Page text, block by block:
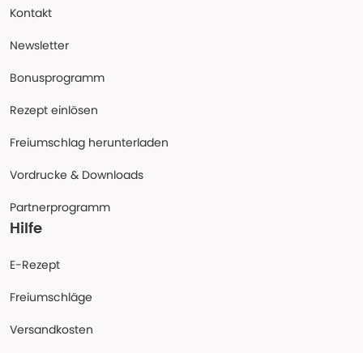
Kontakt
Newsletter
Bonusprogramm
Rezept einlösen
Freiumschlag herunterladen
Vordrucke & Downloads
Partnerprogramm
Hilfe
E-Rezept
Freiumschläge
Versandkosten